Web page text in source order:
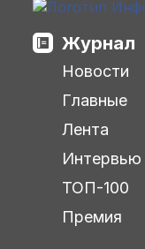
Журнал
Новости
Главные
Лента
Интервью
ТОП-100
Премия